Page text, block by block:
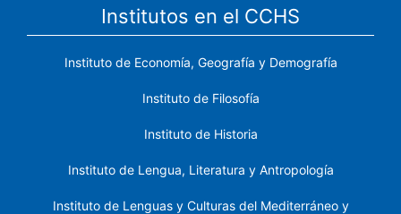
Institutos en el CCHS
Instituto de Economía, Geografía y Demografía
Instituto de Filosofía
Instituto de Historia
Instituto de Lengua, Literatura y Antropología
Instituto de Lenguas y Culturas del Mediterráneo y